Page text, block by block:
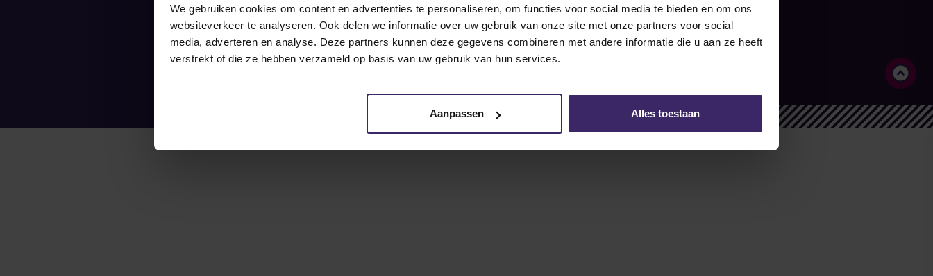
We gebruiken cookies om content en advertenties te personaliseren, om functies voor social media te bieden en om ons
websiteverkeer te analyseren. Ook delen we informatie over uw gebruik van onze site met onze partners voor social
media, adverteren en analyse. Deze partners kunnen deze gegevens combineren met andere informatie die u aan ze heeft
verstrekt of die ze hebben verzameld op basis van uw gebruik van hun services.
Aanpassen Alles toestaan
Privacy policy Cookie preferences Cookie policy